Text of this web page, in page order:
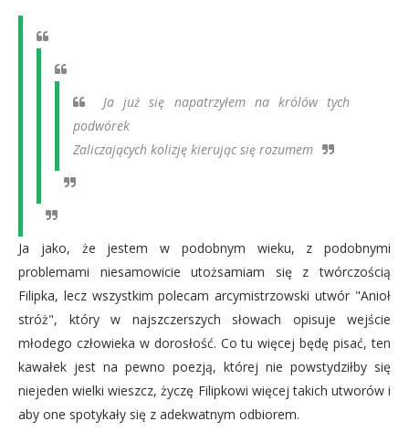
Ja już się napatrzyłem na królów tych
podwórek
Zaliczających kolizję kierując się rozumem
Ja jako, że jestem w podobnym wieku, z podobnymi
problemami niesamowicie utożsamiam się z twórczością
Filipka, lecz wszystkim polecam arcymistrzowski utwór "Anioł
stróż", który w najszczerszych słowach opisuje wejście
młodego człowieka w dorosłość. Co tu więcej będę pisać, ten
kawałek jest na pewno poezją, której nie powstydziłby się
niejeden wielki wieszcz, życzę Filipkowi więcej takich utworów i
aby one spotykały się z adekwatnym odbiorem.